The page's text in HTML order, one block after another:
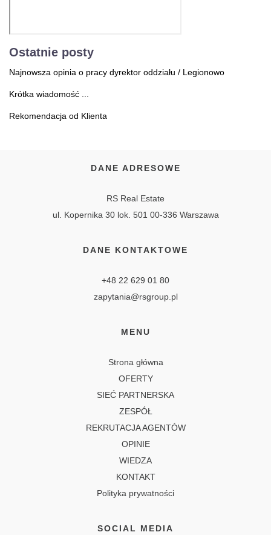
Ostatnie posty
Najnowsza opinia o pracy dyrektor oddziału / Legionowo
Krótka wiadomość ...
Rekomendacja od Klienta
DANE ADRESOWE
RS Real Estate
ul. Kopernika 30 lok. 501 00-336 Warszawa
DANE KONTAKTOWE
+48 22 629 01 80
zapytania@rsgroup.pl
MENU
Strona główna
OFERTY
SIEĆ PARTNERSKA
ZESPÓŁ
REKRUTACJA AGENTÓW
OPINIE
WIEDZA
KONTAKT
Polityka prywatności
SOCIAL MEDIA